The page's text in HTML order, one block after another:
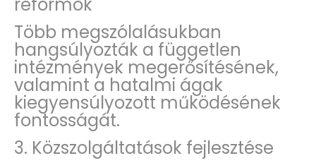
Több megszólalásukban
hangsúlyozták a független
intézmények megerősítésének,
valamint a hatalmi ágak
kiegyensúlyozott működésének
fontosságát.
3. Közszolgáltatások fejlesztése